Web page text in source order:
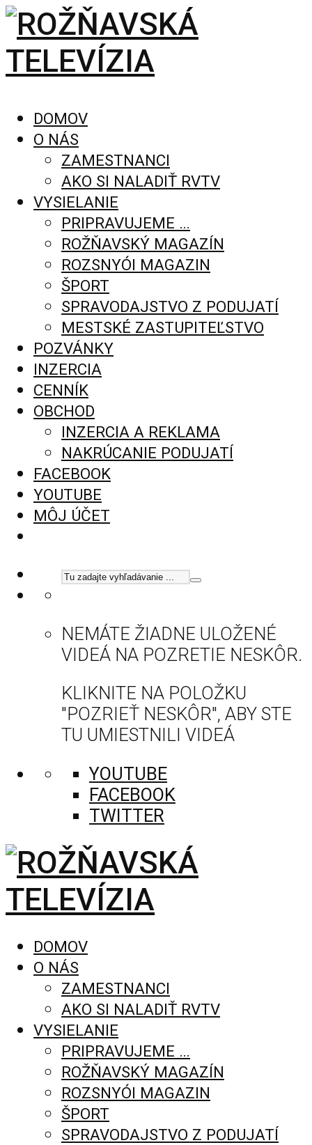
DOMOV
O NÁS
ZAMESTNANCI
AKO SI NALADIŤ RVTV
VYSIELANIE
PRIPRAVUJEME …
ROŽŇAVSKÝ MAGAZÍN
ROZSNYÓI MAGAZIN
ŠPORT
SPRAVODAJSTVO Z PODUJATÍ
MESTSKÉ ZASTUPITEĽSTVO
POZVÁNKY
INZERCIA
CENNÍK
OBCHOD
INZERCIA A REKLAMA
NAKRÚCANIE PODUJATÍ
FACEBOOK
YOUTUBE
MÔJ ÚČET
NEMÁTE ŽIADNE ULOŽENÉ
VIDEÁ NA POZRETIE NESKÔR.
KLIKNITE NA POLOŽKU
"POZRIEŤ NESKÔR", ABY STE
TU UMIESTNILI VIDEÁ
YOUTUBE
FACEBOOK
TWITTER
DOMOV
O NÁS
ZAMESTNANCI
AKO SI NALADIŤ RVTV
VYSIELANIE
PRIPRAVUJEME …
ROŽŇAVSKÝ MAGAZÍN
ROZSNYÓI MAGAZIN
ŠPORT
SPRAVODAJSTVO Z PODUJATÍ